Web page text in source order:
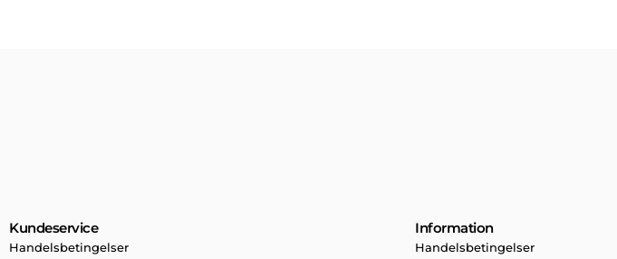
Kundeservice
Handelsbetingelser
Information
Handelsbetingelser